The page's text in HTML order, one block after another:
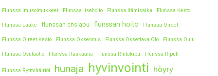
Flunssa Imusolmukkeet Flunssa Itsehoito Flunssa Itämisaika Flunssa Kesto
Flunssa Lääke flunssan ensiapu flunssan hoito Flunssa Oireet
Flunssa Oireet Kesto Flunssa Oksennus Flunssa Oksettava Olo Flunssa Oulu
Flunssa Ovulaatio Flunssa Raskaana Flunssa Rintakipu Flunssa Ripuli
Flunssa Rytmihäiriöt hunaja hyvinvointi höyry